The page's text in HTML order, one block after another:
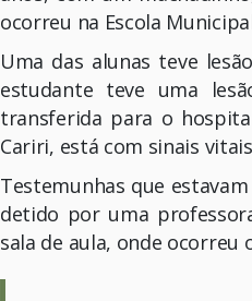
ocorreu na Escola
Uma das alunas teve
estudante teve uma
transferida para o
Cariri, está com sinais
Testemunhas que
detido por uma
sala de aula, onde ocorreu